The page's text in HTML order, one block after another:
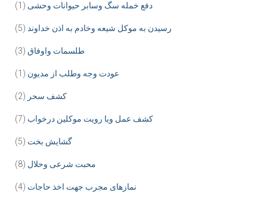
دفع خمله سگ وسابر حیوانات وحشی (1)
رسیدن به موکل شیعه وخادم به اذن خداوند (5)
طلسمات واوفاق (3)
عودت وجه وطلب از مدیون (1)
کشف سحر (2)
کشف عمل ویا رویت موکلین درخواب (7)
گشایش بخت (5)
محبت شرعی وحلال (8)
نمازهای مجرب جهت اخذ حاجات (4)